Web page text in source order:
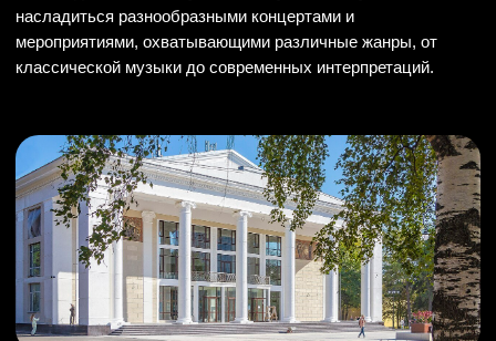
хора, дирижёр и лучшие солисты.
Фото и видео с концертов